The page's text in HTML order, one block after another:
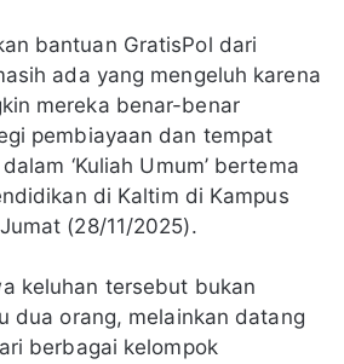
bantuan GratisPol dari
ada yang mengeluh karena
mereka benar-benar
pembiayaan dan tempat
‘Kuliah Umum’ bertema
di Kaltim di Kampus
(28/11/2025).
keluhan tersebut bukan
dua orang, melainkan datang
berbagai kelompok